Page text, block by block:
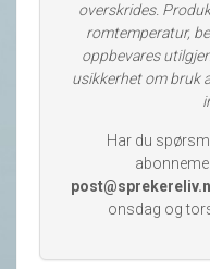
overskrides.
romtemperatur,
oppbevares
usikkerhet om bruk
Har du
onsdag og